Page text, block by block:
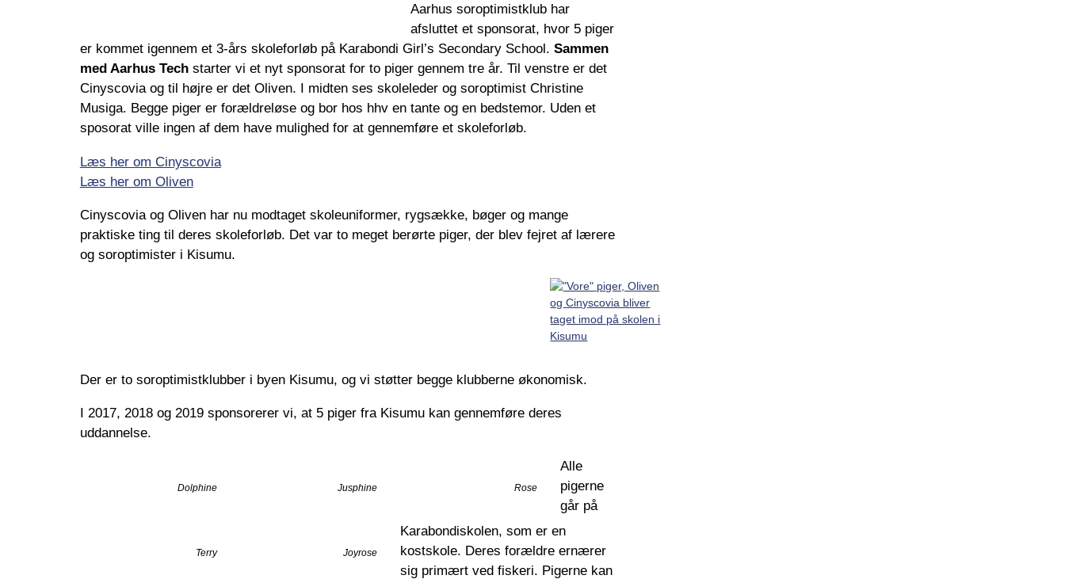
Aarhus soroptimistklub har
afsluttet et sponsorat, hvor 5 piger
er kommet igennem et 3-års skoleforløb på Karabondi Girl’s Secondary School. Sammen
med Aarhus Techstarter vi et nyt sponsorat for to piger gennem tre år. Til venstre er det
Cinyscovia og til højre er det Oliven. I midten ses skoleleder og soroptimist Christine
Musiga. Begge piger er forældreløse og bor hos hhv en tante og en bedstemor. Uden et
sposorat ville ingen af dem have mulighed for at gennemføre et skoleforløb.
Læs her om Cinyscovia
Læs her om Oliven
Cinyscovia og Oliven har nu modtaget skoleuniformer, rygsække, bøger og mange
praktiske ting til deres skoleforløb. Det var to meget berørte piger, der blev fejret af lærere
og soroptimister i Kisumu.
Der er to soroptimistklubber i byen Kisumu, og vi støtter begge klubberne økonomisk.
I 2017, 2018 og 2019 sponsorerer vi, at 5 piger fra Kisumu kan gennemføre deres
uddannelse.
Dolphine Jusphine Rose
Terry Joyrose
Alle
pigerne
går på
Karabondiskolen, som er en
kostskole. Deres forældre ernærer
sig primært ved fiskeri. Pigerne kan